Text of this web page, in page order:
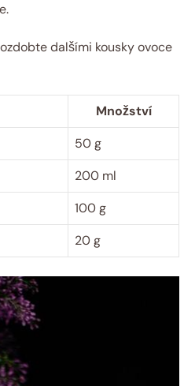
dalšími kousky ovoce
Množství
50 g
200 ml
100 g
20 g